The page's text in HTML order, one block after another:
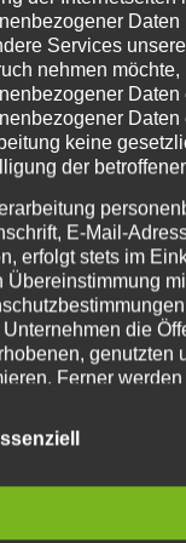
Services
nehmen
keine
der
E-Mail-
erfolgt stets im
Übereinstimmung
Unternehmen die
genutzten
Ferner
als für die
Schutz der